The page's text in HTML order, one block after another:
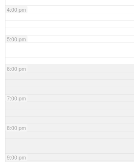
4:00 pm
5:00 pm
6:00 pm
7:00 pm
8:00 pm
9:00 pm